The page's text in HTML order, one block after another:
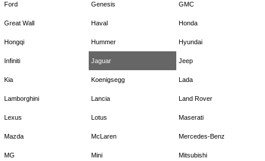
Ford Genesis GMC
Great Wall Haval Honda
Hongqi Hummer Hyundai
Infiniti Jaguar Jeep
Kia Koenigsegg Lada
Lamborghini Lancia Land Rover
Lexus Lotus Maserati
Mazda McLaren Mercedes-Benz
MG Mini Mitsubishi